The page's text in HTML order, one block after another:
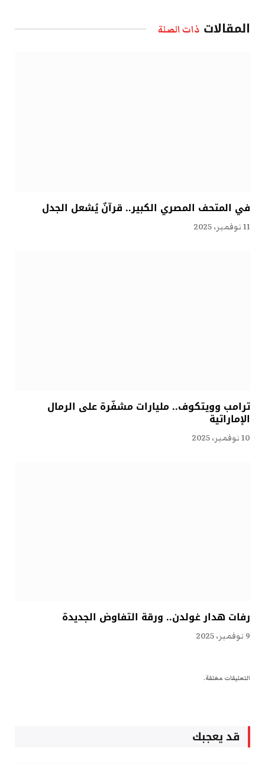
المقالات ذات الصلة
في المتحف المصري الكبير.. قرآنٌ يُشعل الجدل
11 نوفمبر، 2025
ترامب وويتكوف.. مليارات مشفّرة على الرمال
الإماراتية
10 نوفمبر، 2025
رفات هدار غولدن.. ورقة التفاوض الجديدة
9 نوفمبر، 2025
التعليقات مغلقة.
قد يعجبك